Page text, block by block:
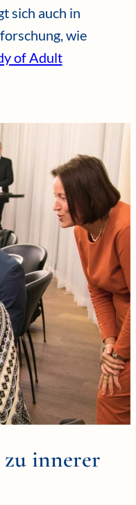
sich auch in
wie
of Adult
innerer